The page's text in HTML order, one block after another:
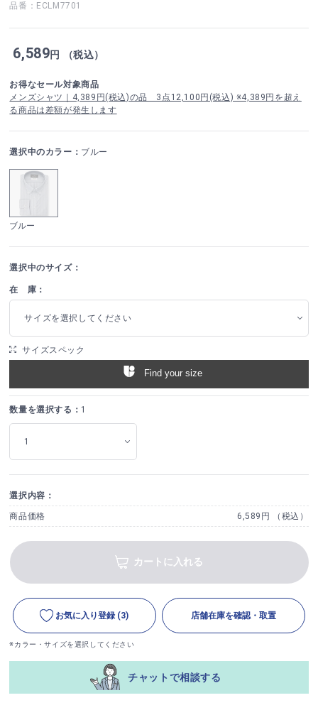
品番：ECLM7701
6,589円 （税込）
お得なセール対象商品
メンズシャツ｜4,389円(税込)の品 3点12,100円(税込) ※4,389円を超え
る商品は差額が発生します
選択中のカラー： ブルー
ブルー
選択中のサイズ：
在 庫：
サイズを選択してください
サイズスペック
Find your size
数量を選択する： 1
選択内容：
商品価格 6,589円 （税込）
カートに入れる
お気に入り登録 (3) 店舗在庫を確認・取置
※カラー・サイズを選択してください
チャットで相談する